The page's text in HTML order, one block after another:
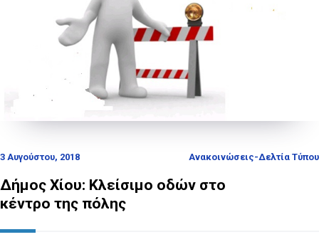
3 Αυγούστου, 2018 Ανακοινώσεις-Δελτία Τύπου
Δήμος Χίου: Κλείσιμο οδών στο
κέντρο της πόλης